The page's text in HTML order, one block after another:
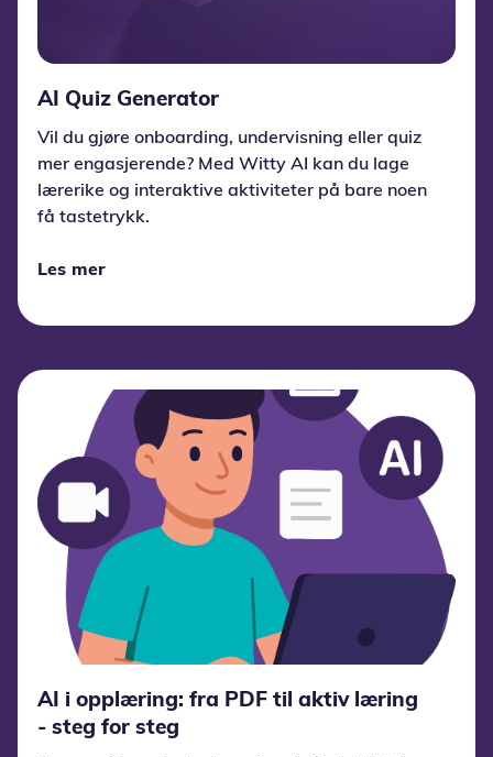
AI Quiz Generator
Vil du gjøre onboarding, undervisning eller quiz
mer engasjerende? Med Witty AI kan du lage
lærerike og interaktive aktiviteter på bare noen
få tastetrykk.
Les mer
AI i opplæring: fra PDF til aktiv læring
- steg for steg